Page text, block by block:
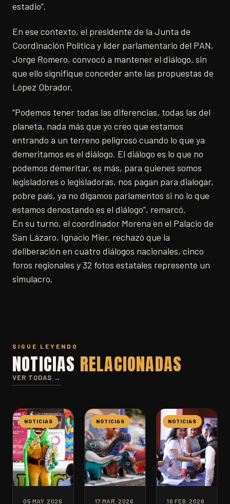
estadio”.
En ese contexto, el presidente de la Junta de
Coordinación Política y líder parlamentario del PAN,
Jorge Romero, convocó a mantener el diálogo, sin
que ello signifique conceder ante las propuestas de
López Obrador.
“Podemos tener todas las diferencias, todas las del
planeta, nada más que yo creo que estamos
entrando a un terreno peligroso cuando lo que ya
demeritamos es el diálogo. El diálogo es lo que no
podemos demeritar, es más, para quienes somos
legisladores o legisladoras, nos pagan para dialogar,
pobre país, ya no digamos parlamentos si no lo que
estamos denostando es el diálogo”, remarcó.
En su turno, el coordinador Morena en el Palacio de
San Lázaro, Ignacio Mier, rechazó que la
deliberación en cuatro diálogos nacionales, cinco
foros regionales y 32 fotos estatales represente un
simulacro.
SIGUE LEYENDO
NOTICIAS RELACIONADAS
VER TODAS →
NOTICIAS
05 MAY. 2026
NOTICIAS
17 MAR. 2026
NOTICIAS
16 FEB. 2026